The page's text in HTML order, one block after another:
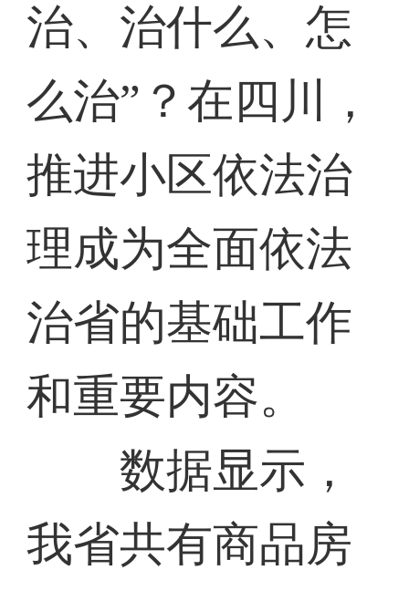
治、治什么、怎
么治”？在四川，
推进小区依法治
理成为全面依法
治省的基础工作
和重要内容。
数据显示，
我省共有商品房